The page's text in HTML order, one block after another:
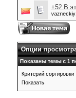
+52 В
Опции
Показаны темы с 1
Критерий сортировки
Показать